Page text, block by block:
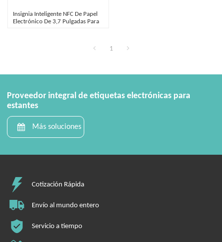
Insignia Inteligente NFC De Papel
Electrónico De 3,7 Pulgadas Para
1
Proveedor integral de etiquetas electrónicas para
estantes
Más soluciones
Cotización Rápida
Envío al mundo entero
Servicio a tiempo